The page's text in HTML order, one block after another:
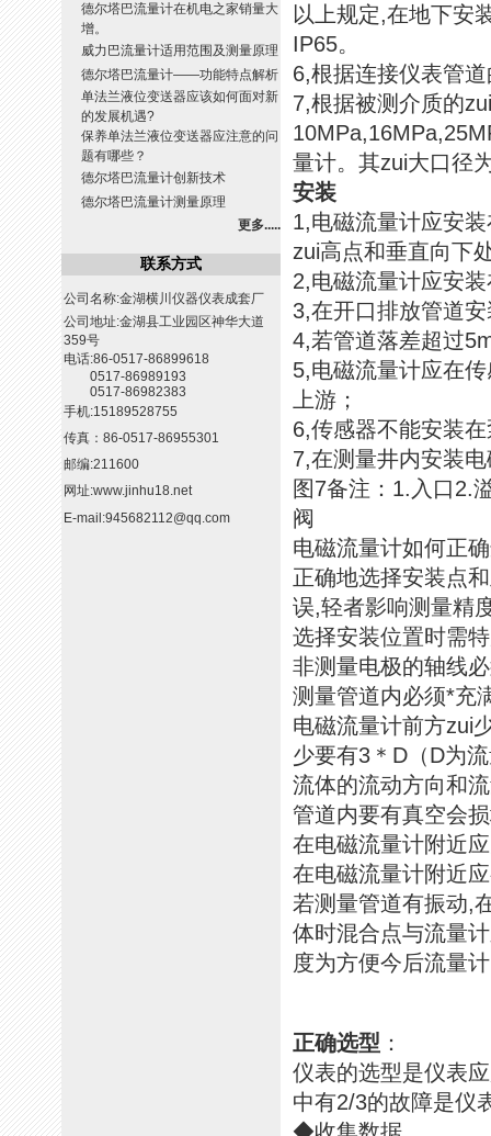
德尔塔巴流量计在机电之家销量大
增。
威力巴流量计适用范围及测量原理
德尔塔巴流量计——功能特点解析
单法兰液位变送器应该如何面对新
的发展机遇?
保养单法兰液位变送器应注意的问
题有哪些？
德尔塔巴流量计创新技术
德尔塔巴流量计测量原理
更多.....
联系方式
公司名称:金湖横川仪器仪表成套厂
公司地址:金湖县工业园区神华大道
359号
电话:86-0517-86899618
0517-86989193
0517-86982383
手机:15189528755
传真：86-0517-86955301
邮编:211600
网址:www.jinhu18.net
E-mail:945682112@qq.com
以上规定,在地下安
IP65。
6,根据连接仪表管
7,根据被测介质的
量计。其zui大口径
安装
1,电磁流量计应安
zui高点和垂直向下
2,电磁流量计应安
3,在开口排放管道
4,若管道落差超过
5,电磁流量计应在
上游；
6,传感器不能安装
7,在测量井内安装
图7备注：1.入口2.
阀
电磁流量计如何正
正确地选择安装点
误,轻者影响测量精
选择安装位置时需
非测量电极的轴线
测量管道内必须*充
电磁流量计前方zui
少要有3＊D（D为
流体的流动方向和
管道内要有真空会
在电磁流量计附近
在电磁流量计附近
若测量管道有振动,
体时混合点与流量
度为方便今后流量
正确选型 ：
仪表的选型是仪表
中有2/3的故障是仪